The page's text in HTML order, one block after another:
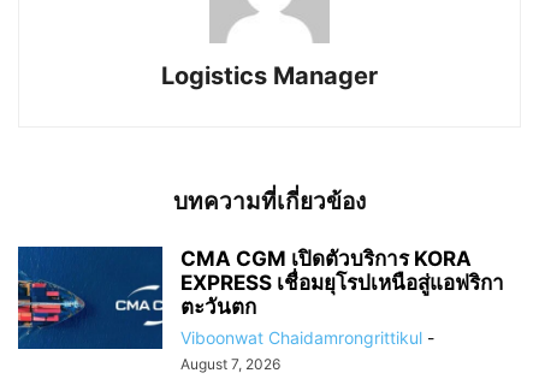
Logistics Manager
บทความที่เกี่ยวข้อง
CMA CGM เปิดตัวบริการ KORA
EXPRESS เชื่อมยุโรปเหนือสู่แอฟริกา
ตะวันตก
Viboonwat Chaidamrongrittikul -
August 7, 2026